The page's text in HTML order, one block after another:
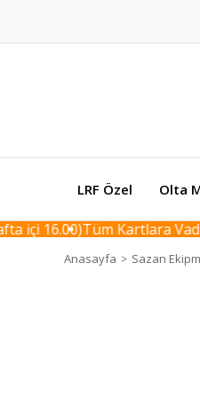
LRF Özel Olta
içi 16.00)Tüm Kartlara Vade
Anasayfa Sazan